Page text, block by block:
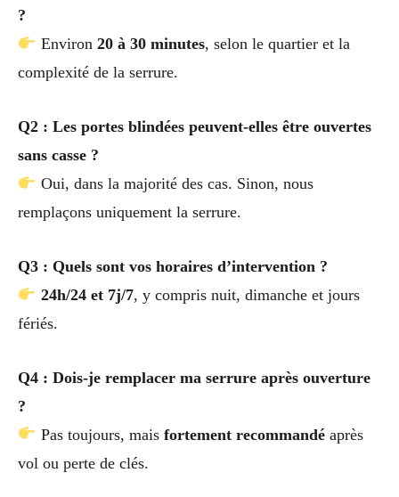
?
Environ 20 à 30 minutes, selon le quartier et la
complexité de la serrure.
Q2 : Les portes blindées peuvent-elles être ouvertes
sans casse ?
Oui, dans la majorité des cas. Sinon, nous
remplaçons uniquement la serrure.
Q3 : Quels sont vos horaires d’intervention ?
24h/24 et 7j/7, y compris nuit, dimanche et jours
fériés.
Q4 : Dois-je remplacer ma serrure après ouverture
?
Pas toujours, mais fortement recommandéaprès
vol ou perte de clés.